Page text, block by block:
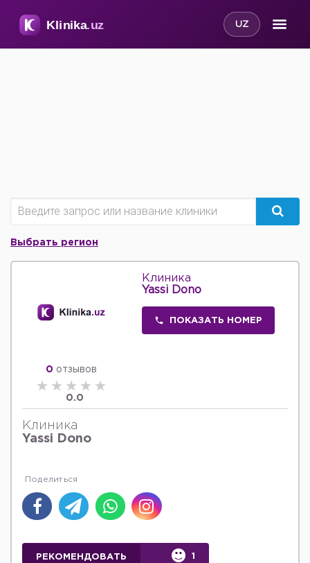
UZ
Выбрать регион
0 отзывов
0.0
Клиника
Yassi Dono
ПОКАЗАТЬ НОМЕР
Клиника
Yassi Dono
РЕКОМЕНДОВАТЬ 1